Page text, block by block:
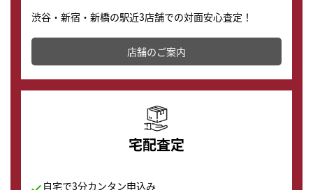
渋谷・新宿・新橋の駅近3店舗での対面安心査定！
その場で現金買取致します。渋谷本店では、時計販売の
店舗を併設しており、下取りに出してお得に新しい時計
の購入もできます♪
店舗のご案内
宅配査定
自宅で3分カンタン申込み